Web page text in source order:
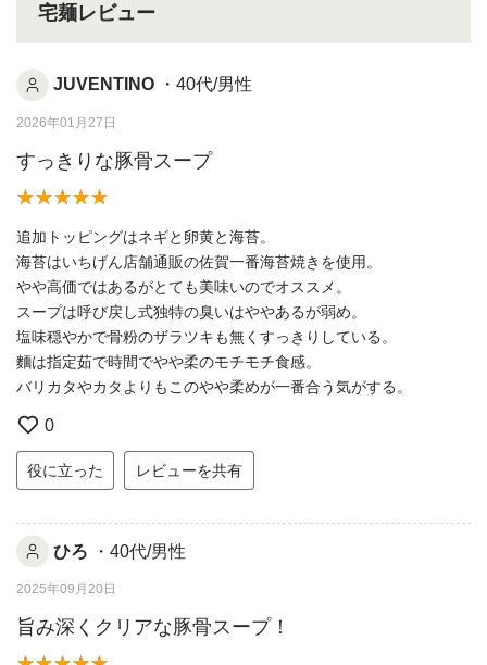
宅麺レビュー
JUVENTINO ・40代/男性
2026年01月27日
すっきりな豚骨スープ
追加トッピングはネギと卵黄と海苔。
海苔はいちげん店舗通販の佐賀一番海苔焼きを使用。
やや高価ではあるがとても美味いのでオススメ。
スープは呼び戻し式独特の臭いはややあるが弱め。
塩味穏やかで骨粉のザラツキも無くすっきりしている。
麵は指定茹で時間でやや柔のモチモチ食感。
バリカタやカタよりもこのやや柔めが一番合う気がする。
0
役に立った レビューを共有
ひろ ・40代/男性
2025年09月20日
旨み深くクリアな豚骨スープ！